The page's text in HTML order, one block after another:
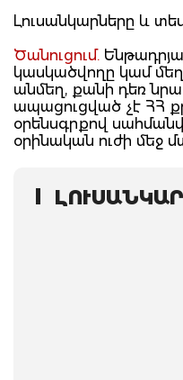
Լուսանկարները և
Ծանուցում.
կասկածվողը կամ
անմեղ, քանի դեռ նրա
ապացուցված չէ ՀՀ
օրենսգրքով
օրինական ուժի մեջ